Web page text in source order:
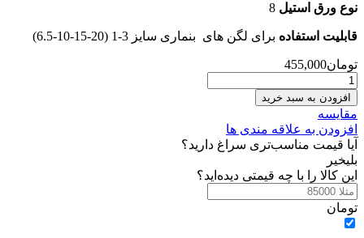
نوع ورق استیل
قابلیت استفاده برای لگن های بنماری سایز 3-1 (20-15-10-6.5)
تومان455,000
درب
لگن
بنماری
سایز
3-
1
ویکتور
عدد
افزودن به سبد خرید
مقایسه
افزودن به علاقه مندی ها
آیا قیمت مناسب‌تری سراغ دارید؟
بلیخیر
این کالا را با چه قیمتی دیده‌اید؟
تومان